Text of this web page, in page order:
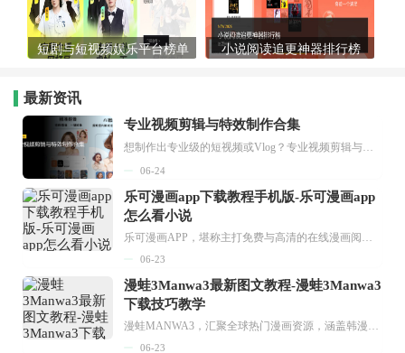
短剧与短视频娱乐平台榜单 小说阅读追更神器排行榜
最新资讯
专业视频剪辑与特效制作合集
想制作出专业级的短视频或Vlog？专业视频剪辑与特效制作大全专题为你提供了从剪辑、抠像到特效包装的全套解决方案。无论是添加炫酷的片头、进行精准的视频抠图，还是制...
06-24
乐可漫画app下载教程手机版-乐可漫画app
怎么看小说
乐可漫画APP，堪称主打免费与高清的在线漫画阅读神器。其官方版提供海量完整版漫画资源，无论是国内漫画，还是日漫、韩漫、台漫、美漫等国外漫画，应有尽有，随时供你阅读。只需轻点一下，便能直接进入阅读界面。不仅如此，乐可漫画最新版本更新速度极快，在这里，你总能抢先看到全网一手漫画章节内容！...
06-23
漫蛙3Manwa3最新图文教程-漫蛙3Manwa3
下载技巧教学
漫蛙MANWA3，汇聚全球热门漫画资源，涵盖韩漫、欧美漫画、国漫等多种类型，题材丰富多样，全方位满足用户阅读喜好。它不仅是阅读平台，更是创作平台，为广大用户打造零门槛创作环境。...
06-23